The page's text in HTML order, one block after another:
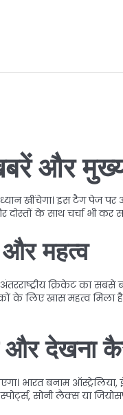
और
खींचेगा। इस टैग पेज पर
के साथ चर्चा भी कर
महत्व
क्रिकेट का
के लिए खास महत्व
देखना
भारत बनाम
सोनी लैक्स या